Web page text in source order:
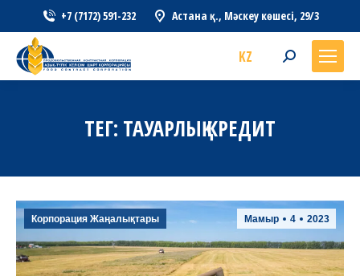
+7 (7172) 591-232 Астана қ., Мәскеу көшесі, 29/3
KZ Search:
ТЕГ: ТАУАРЛЫҚ КРЕДИТ
Мамыр 4 2023
Корпорация Жаңалықтары